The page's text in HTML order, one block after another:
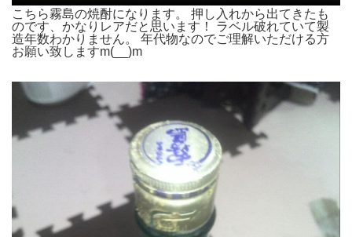
こちら霧島の焼酎になります。 押し入れから出てきたも
のです、かなりレアだと思います！ ラベル破れていて製
造年数わかりません。 年代物なのでご理解いただける方
お願い致しますm(__)m